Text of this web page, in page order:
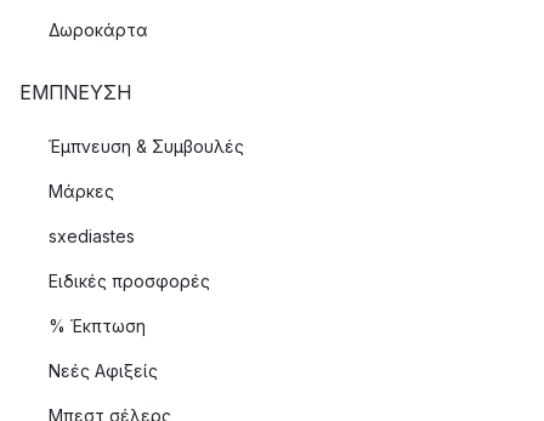
Δωροκάρτα
ΈΜΠΝΕΥΣΗ
Έμπνευση & Συμβουλές
Μάρκες
sxediastes
Ειδικές προσφορές
% Έκπτωση
Νεές Αφιξείς
Μπεστ σέλερς